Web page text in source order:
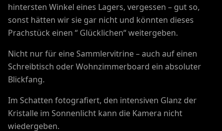
hintersten Winkel eines Lagers, vergessen – gut so,
sonst hätten wir sie gar nicht und könnten dieses
Prachstück einen “ Glücklichen“ weitergeben.
Nicht nur für eine Sammlervitrine – auch auf einen
Schreibtisch oder Wohnzimmerboard ein absoluter
Blickfang.
Im Schatten fotografiert, den intensiven Glanz der
Kristalle im Sonnenlicht kann die Kamera nicht
wiedergeben.